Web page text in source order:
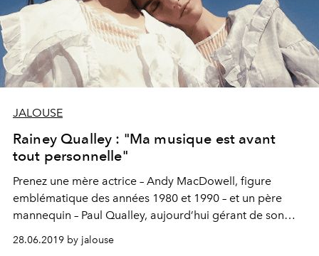
JALOUSE
Rainey Qualley : "Ma musique est avant
tout personnelle"
Prenez une mère actrice – Andy MacDowell, figure
emblématique des années 1980 et 1990 – et un père
mannequin – Paul Qualley, aujourd’hui gérant de son
ranch. Ajoutez une enfance partagée entre le Missouri et
la Caroline du Nord, sans télévision ni voisins, préservée
28.06.2019 by jalouse